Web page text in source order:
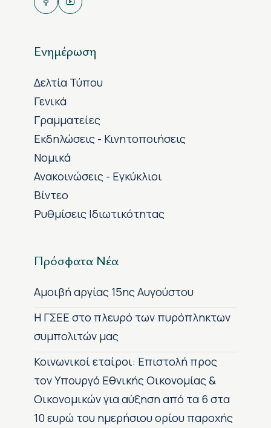
Ενημέρωση
Δελτία Τύπου
Γενικά
Γραμματείες
Εκδηλώσεις - Κινητοποιήσεις
Νομικά
Ανακοινώσεις - Εγκύκλιοι
Βίντεο
Ρυθμίσεις Ιδιωτικότητας
Πρόσφατα Νέα
Αμοιβή αργίας 15ης Αυγούστου
H ΓΣΕΕ στο πλευρό των πυρόπληκτων
συμπολιτών μας
Κοινωνικοί εταίροι: Επιστολή προς
τον Υπουργό Εθνικής Οικονομίας &
Οικονομικών για αύξηση από τα 6 στα
10 ευρώ του ημερήσιου ορίου παροχής